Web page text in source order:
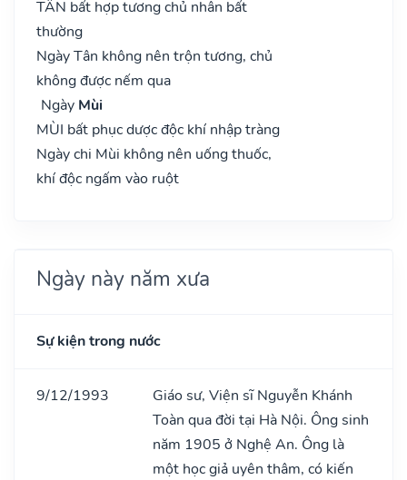
TÂN bất hợp tương chủ nhân bất
thường
Ngày Tân không nên trộn tương, chủ
không được nếm qua
Ngày Mùi
MÙI bất phục dược độc khí nhập tràng
Ngày chi Mùi không nên uống thuốc,
khí độc ngấm vào ruột
Ngày này năm xưa
Sự kiện trong nước
9/12/1993
Giáo sư, Viện sĩ Nguyễn Khánh
Toàn qua đời tại Hà Nội. Ông sinh
năm 1905 ở Nghệ An. Ông là
một học giả uyên thâm, có kiến